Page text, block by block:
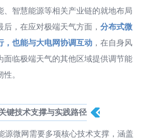
、智慧能源等相关产业链的就地布局
后，在应对极端天气方面， 分布式微
，也能与大电网协调互动 ，在自身风
面临极端天气的其他区域提供调节能
。
键技术支撑与实践路径
源微网需要多项核心技术支撑，涵盖